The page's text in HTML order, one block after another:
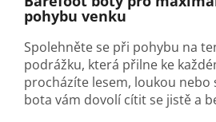
pohybu venku
Spolehněte se při pohybu na
podrážku, která přilne ke
procházíte lesem, loukou nebo
bota vám dovolí cítit se jistě a